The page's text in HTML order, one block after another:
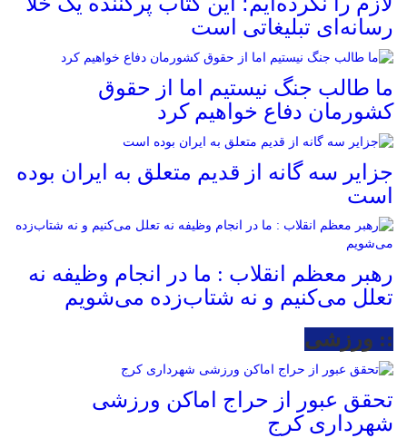
رسانه‌ای تبلیغاتی است
ما طالب جنگ نیستیم اما از حقوق
کشورمان دفاع خواهیم کرد
جزایر سه گانه از قدیم متعلق به ایران بوده
است
رهبر معظم انقلاب : ما در انجام وظیفه نه
تعلل می‌کنیم و نه شتاب‌زده می‌شویم
:: ورزشی
تحقق عبور از حراج اماکن ورزشی
شهرداری کرج